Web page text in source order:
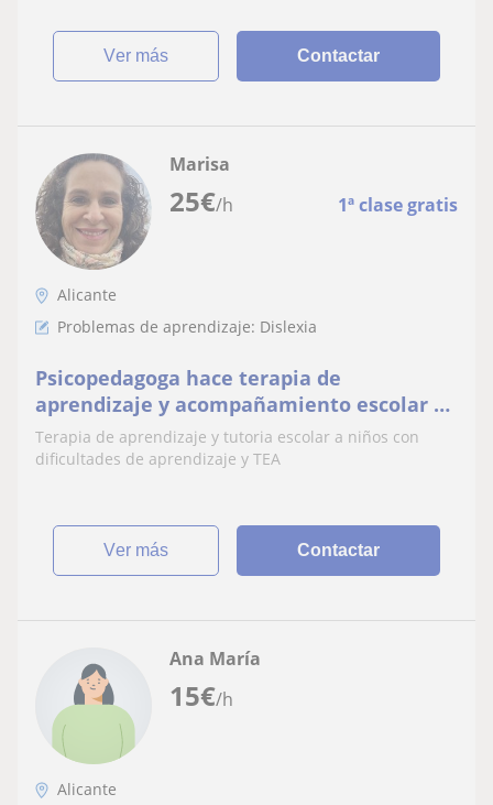
ver más Contactar
25€/h 1ª clase gratis
Marisa
Alicante
Problemas de aprendizaje: Dislexia
Psicopedagoga hace terapia de
aprendizaje y acompañamiento escolar a
niños con dificultades de aprendizaje y
TEA
Terapia de aprendizaje y tutoria escolar a niños con
dificultades de aprendizaje y TEA
ver más Contactar
15€/h
Ana María
Alicante